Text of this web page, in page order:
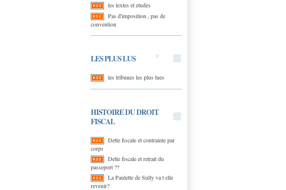
les textes et etudes
Pas d'imposition , pas de
convention
LES PLUS LUS
les tribunes les plus lues
HISTOIRE DU DROIT
FISCAL
Dette fiscale et contrainte par
corps
Dette fiscale et retrait du
passeport ??
La Paulette de Sully va t elle
revenir?